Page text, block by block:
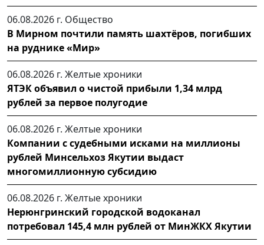
06.08.2026 г. Общество
В Мирном почтили память шахтёров, погибших
на руднике «Мир»
06.08.2026 г. Желтые хроники
ЯТЭК объявил о чистой прибыли 1,34 млрд
рублей за первое полугодие
06.08.2026 г. Желтые хроники
Компании с судебными исками на миллионы
рублей Минсельхоз Якутии выдаст
многомиллионную субсидию
06.08.2026 г. Желтые хроники
Нерюнгринский городской водоканал
потребовал 145,4 млн рублей от МинЖКХ Якутии